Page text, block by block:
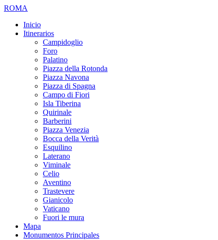
ROMA
Inicio
Itinerarios
Campidoglio
Foro
Palatino
Piazza della Rotonda
Piazza Navona
Piazza di Spagna
Campo di Fiori
Isla Tiberina
Quirinale
Barberini
Piazza Venezia
Bocca della Verità
Esquilino
Laterano
Viminale
Celio
Aventino
Trastevere
Gianicolo
Vaticano
Fuori le mura
Mapa
Monumentos Principales